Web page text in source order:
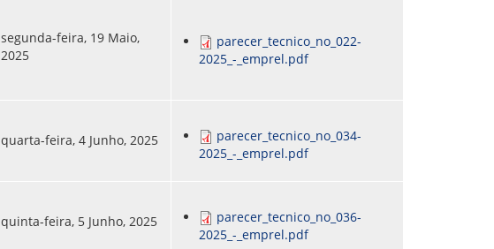
segunda-feira, 19 Maio,
2025
parecer_tecnico_no_022-
2025_-_emprel.pdf
quarta-feira, 4 Junho, 2025
parecer_tecnico_no_034-
2025_-_emprel.pdf
quinta-feira, 5 Junho, 2025
parecer_tecnico_no_036-
2025_-_emprel.pdf